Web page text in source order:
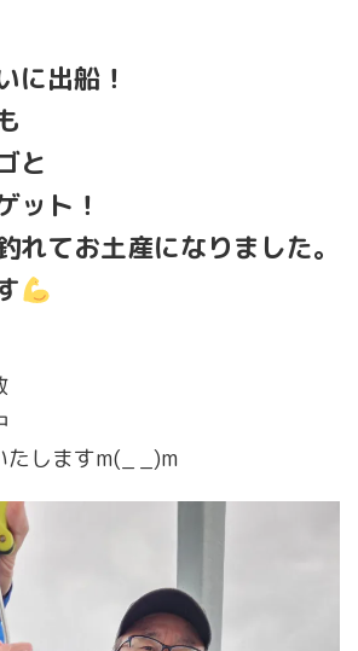
に出船！
と
ット！
れてお土産になりました。
たしますm(_ _)m